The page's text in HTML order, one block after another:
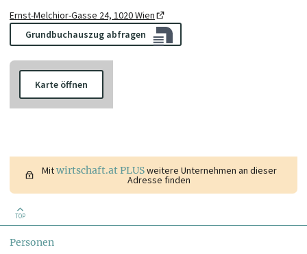
Ernst-Melchior-Gasse 24, 1020 Wien
Grundbuchauszug abfragen
Karte öffnen
Mitwirtschaft.at PLUSweitere Unternehmen an dieser
Adresse finden
TOP
Personen